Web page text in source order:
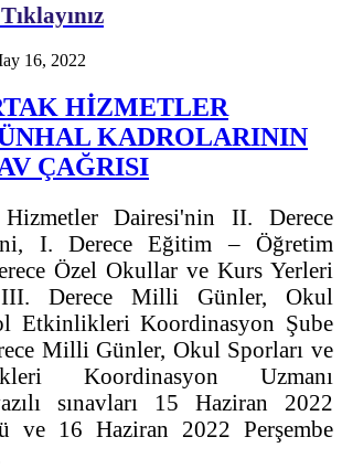
16, 2022
HİZMETLER
KADROLARININ
ÇAĞRISI
Dairesi'nin II. Derece
I. Derece Eğitim – Öğretim
Özel Okullar ve Kurs Yerleri
Derece Milli Günler, Okul
Etkinlikleri Koordinasyon Şube
Milli Günler, Okul Sporları ve
Koordinasyon Uzmanı
sınavları 15 Haziran 2022
ve 16 Haziran 2022 Perşembe